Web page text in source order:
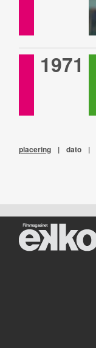
1971
placering | dato |